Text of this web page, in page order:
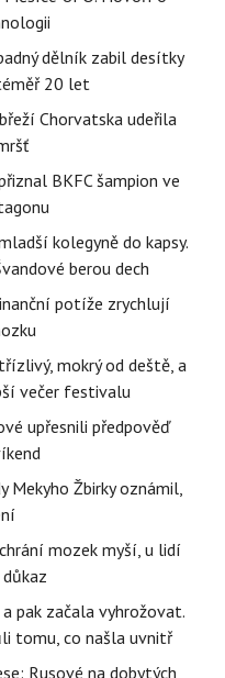
dělník zabil desítky
20 let
Chorvatska udeřila
BKFC šampion ve
kolegyně do kapsy.
berou dech
potíže zrychlují
mokrý od deště, a
večer festivalu
upřesnili předpověď
Mekyho Žbirky oznámil,
mozek myší, u lidí
pak začala vyhrožovat.
tomu, co našla uvnitř
Rusové na dobytých